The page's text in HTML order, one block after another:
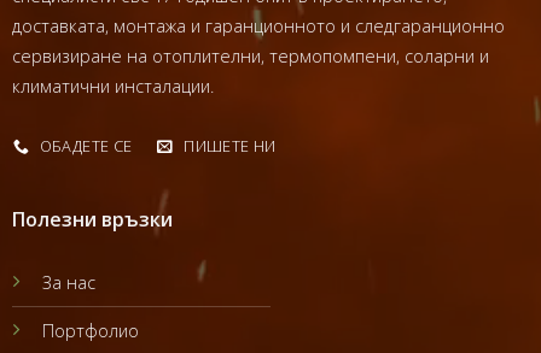
доставката, монтажа и гаранционното и следгаранционно
сервизиране на отоплителни, термопомпени, соларни и
климатични инсталации.
ОБАДЕТЕ СЕ ПИШЕТЕ НИ
Полезни връзки
За нас
Портфолио